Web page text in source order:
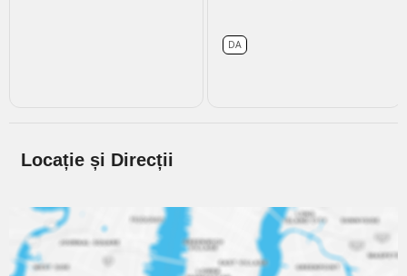
DA
Locație și Direcții